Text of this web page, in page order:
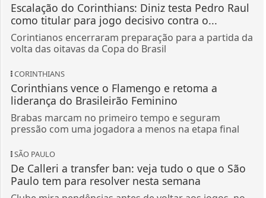
Escalação do Corinthians: Diniz testa Pedro Raul
como titular para jogo decisivo contra o...
Corintianos encerraram preparação para a partida da
volta das oitavas da Copa do Brasil
CORINTHIANS
Corinthians vence o Flamengo e retoma a
liderança do Brasileirão Feminino
Brabas marcam no primeiro tempo e seguram
pressão com uma jogadora a menos na etapa final
SÃO PAULO
De Calleri a transfer ban: veja tudo o que o São
Paulo tem para resolver nesta semana